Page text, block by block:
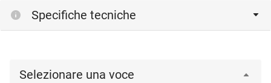
Specifiche tecniche
Selezionare una voce